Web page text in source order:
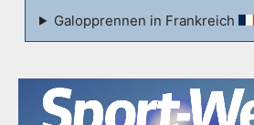
Galopprennen in Frankreich